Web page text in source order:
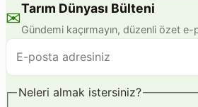
✉Tarım Dünyası Bülteni
Gündemi kaçırmayın, düzenli özet
E-
posta
adresiniz
Neleri almak istersiniz?